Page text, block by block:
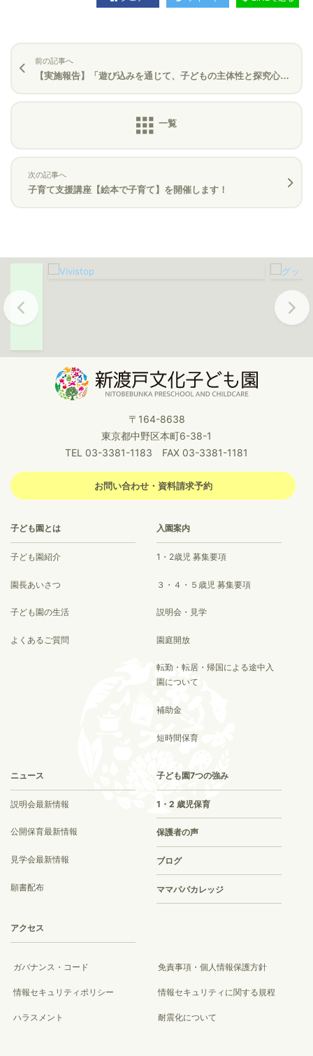
前の記事へ
【実施報告】「遊び込みを通じて、子どもの主体性と探究心を育む」
次の記事へ
子育て支援講座【絵本で子育て】を開催します！
Previous Next
〒164-8638
東京都中野区本町6-38-1
TEL 03-3381-1183 FAX 03-3381-1181
お問い合わせ・資料請求予約
子ども園とは
子ども園紹介
園長あいさつ
子ども園の生活
よくあるご質問
入園案内
1・2歳児 募集要項
３・４・５歳児 募集要項
説明会・見学
園庭開放
転勤・転居・帰国による途中入
園について
補助金
短時間保育
ニュース
説明会最新情報
公開保育最新情報
見学会最新情報
願書配布
子ども園7つの強み
1・2 歳児保育
保護者の声
ブログ
ママパパカレッジ
アクセス
ガバナンス・コード 免責事項・個人情報保護方針
情報セキュリティポリシー 情報セキュリティに関する規程
ハラスメント 耐震化について